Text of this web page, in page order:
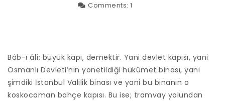
Comments: 1
Bâb-ı âlî; büyük kapı, demektir. Yani devlet kapısı, yani
Osmanlı Devleti’nin yönetildiği hükûmet binası, yani
şimdiki İstanbul Valilik binası ve yani bu binanın o
koskocaman bahçe kapısı. Bu ise; tramvay yolundan